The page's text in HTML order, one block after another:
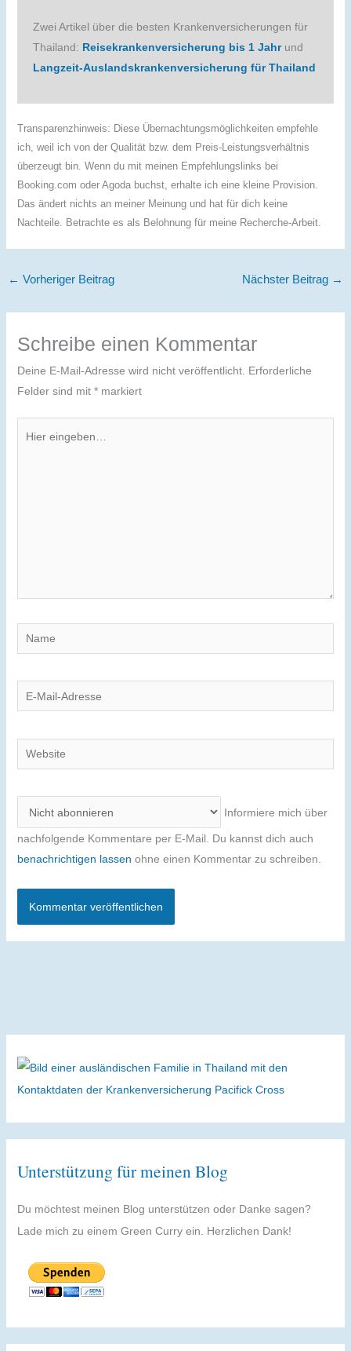
Zwei Artikel über die besten Krankenversicherungen für
Thailand: Reisekrankenversicherung bis 1 Jahrund
Langzeit-Auslandskrankenversicherung für Thailand
Transparenzhinweis: Diese Übernachtungsmöglichkeiten empfehle
ich, weil ich von der Qualität bzw. dem Preis-Leistungsverhältnis
überzeugt bin. Wenn du mit meinen Empfehlungslinks bei
Booking.com oder Agoda buchst, erhalte ich eine kleine Provision.
Das ändert nichts an meiner Meinung und hat für dich keine
Nachteile. Betrachte es als Belohnung für meine Recherche-Arbeit.
← Vorheriger Beitrag Nächster Beitrag →
Schreibe einen Kommentar
Deine E-Mail-Adresse wird nicht veröffentlicht. Erforderliche
Felder sind mit *markiert
Name
E-
Mail-
Website
Informiere mich über
nachfolgende Kommentare per E-Mail. Du kannst dich auch
benachrichtigen lassen ohne einen Kommentar zu schreiben.
Unterstützung für meinen Blog
Du möchtest meinen Blog unterstützen oder Danke sagen?
Lade mich zu einem Green Curry ein. Herzlichen Dank!